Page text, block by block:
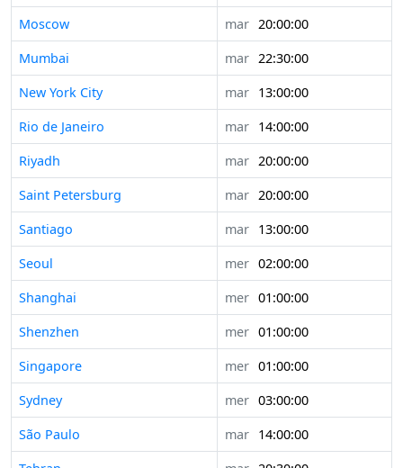
Moscow mar 20:00:00
Mumbai
mar 22:30:00
New York City
mar 13:00:00
Rio de Janeiro
mar 14:00:00
Riyadh
mar 20:00:00
Saint Petersburg
mar 20:00:00
Santiago
mar 13:00:00
Seoul
mer 02:00:00
Shanghai
mer 01:00:00
Shenzhen
mer 01:00:00
Singapore
mer 01:00:00
Sydney
mer 03:00:00
São Paulo
mar 14:00:00